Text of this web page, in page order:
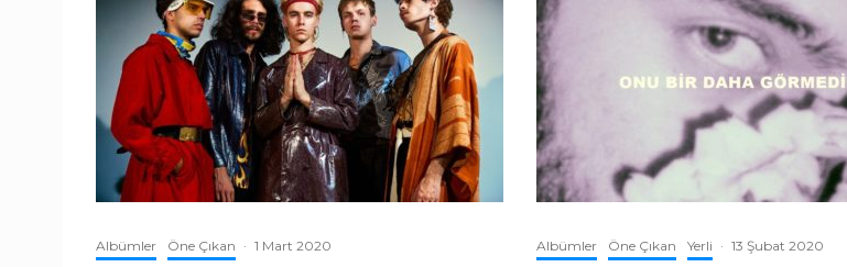
Albümler Öne Çıkan · 1 Mart 2020 Albümler Öne Çıkan Yerli · 13 Şubat 2020